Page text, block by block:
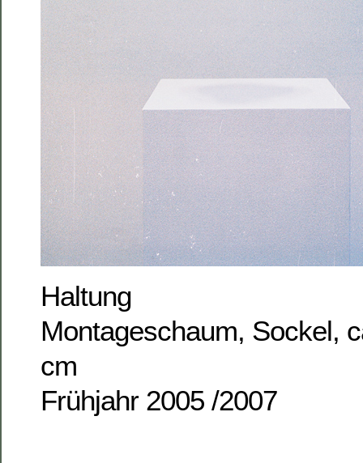
Haltung
Montageschaum, Sockel,
cm
Frühjahr 2005 /2007